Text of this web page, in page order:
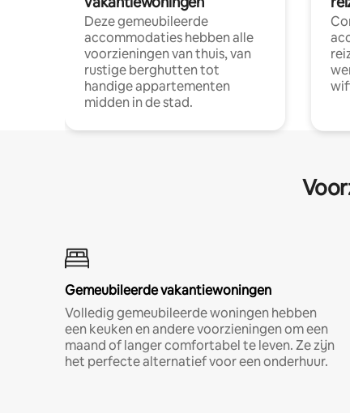
Deze gemeubileerde
accommodaties hebben alle
voorzieningen van thuis, van
rustige berghutten tot
handige appartementen
midden in de stad.
Gemeubileerde vakantiewoningen
Volledig gemeubileerde woningen hebben
een keuken en andere voorzieningen om een
maand of langer comfortabel te leven. Ze zijn
het perfecte alternatief voor een onderhuur.